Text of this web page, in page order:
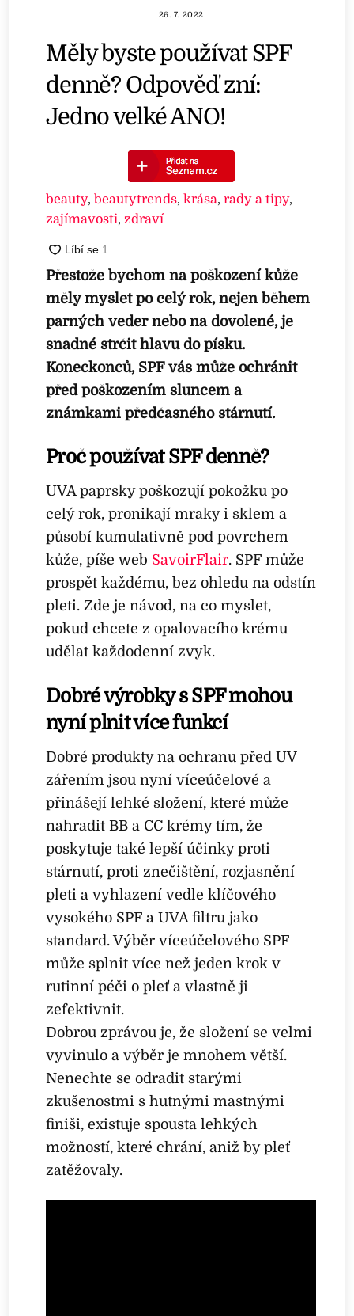
26. 7. 2022
Měly byste používat SPF
denně? Odpověď zní:
Jedno velké ANO!
beauty,beautytrends,krása,rady a tipy,
zajímavosti, zdraví
Přestože bychom na poškození kůže
měly myslet po celý rok, nejen během
parných veder nebo na dovolené, je
snadné strčit hlavu do písku.
Koneckonců, SPF vás může ochránit
před poškozením sluncem a
známkami předčasného stárnutí.
Proč používat SPF denně?
UVA paprsky poškozují pokožku po
celý rok, pronikají mraky i sklem a
působí kumulativně pod povrchem
kůže, píše web SavoirFlair. SPF může
prospět každému, bez ohledu na odstín
pleti. Zde je návod, na co myslet,
pokud chcete z opalovacího krému
udělat každodenní zvyk.
Dobré výrobky s SPF mohou
nyní plnit více funkcí
Dobré produkty na ochranu před UV
zářením jsou nyní víceúčelové a
přinášejí lehké složení, které může
nahradit BB a CC krémy tím, že
poskytuje také lepší účinky proti
stárnutí, proti znečištění, rozjasnění
pleti a vyhlazení vedle klíčového
vysokého SPF a UVA filtru jako
standard. Výběr víceúčelového SPF
může splnit více než jeden krok v
rutinní péči o pleť a vlastně ji
zefektivnit.
Dobrou zprávou je, že složení se velmi
vyvinulo a výběr je mnohem větší.
Nenechte se odradit starými
zkušenostmi s hutnými mastnými
finiši, existuje spousta lehkých
možností, které chrání, aniž by pleť
zatěžovaly.